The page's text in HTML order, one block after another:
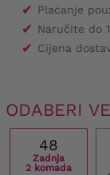
✔ Plaćanje
✔ Naručite do
✔ Cijena
ODABERI
48
Zadnja
2 komada